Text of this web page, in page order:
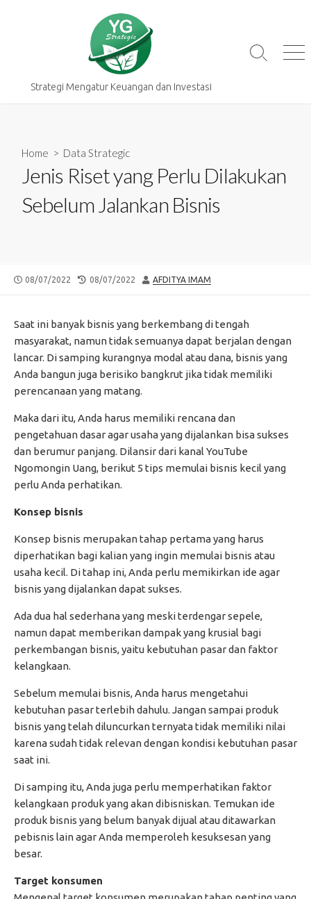
Strategi Mengatur Keuangan dan Investasi
Search
Home > Data Strategic
Jenis Riset yang Perlu Dilakukan
Sebelum Jalankan Bisnis
PUBLISHED
08/07/2022
LAST
08/07/2022 AUTHOR
AFDITYA IMAM
Saat ini banyak bisnis yang berkembang di tengah
masyarakat, namun tidak semuanya dapat berjalan dengan
lancar. Di samping kurangnya modal atau dana, bisnis yang
Anda bangun juga berisiko bangkrut jika tidak memiliki
perencanaan yang matang.
Maka dari itu, Anda harus memiliki rencana dan
pengetahuan dasar agar usaha yang dijalankan bisa sukses
dan berumur panjang. Dilansir dari kanal YouTube
Ngomongin Uang, berikut 5 tips memulai bisnis kecil yang
perlu Anda perhatikan.
Konsep bisnis
Konsep bisnis merupakan tahap pertama yang harus
diperhatikan bagi kalian yang ingin memulai bisnis atau
usaha kecil. Di tahap ini, Anda perlu memikirkan ide agar
bisnis yang dijalankan dapat sukses.
Ada dua hal sederhana yang meski terdengar sepele,
namun dapat memberikan dampak yang krusial bagi
perkembangan bisnis, yaitu kebutuhan pasar dan faktor
kelangkaan.
Sebelum memulai bisnis, Anda harus mengetahui
kebutuhan pasar terlebih dahulu. Jangan sampai produk
bisnis yang telah diluncurkan ternyata tidak memiliki nilai
karena sudah tidak relevan dengan kondisi kebutuhan pasar
saat ini.
Di samping itu, Anda juga perlu memperhatikan faktor
kelangkaan produk yang akan dibisniskan. Temukan ide
produk bisnis yang belum banyak dijual atau ditawarkan
pebisnis lain agar Anda memperoleh kesuksesan yang
besar.
Target konsumen